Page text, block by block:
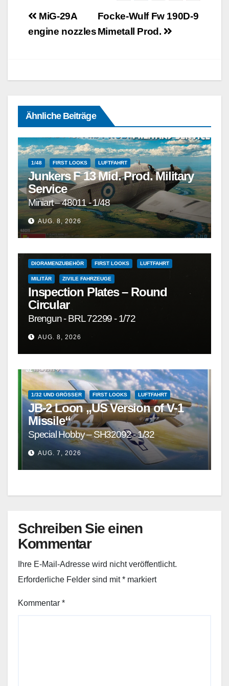
Beitragsnavigation
Focke-Wulf Fw 190D-9
Mimetall Prod.
MiG-29A
engine nozzles
Ähnliche Beiträge
1/48 FIRST LOOKS LUFTFAHRT
Junkers F 13 Mid. Prod. Military
Service
Miniart – 48011 - 1/48
AUG. 8, 2026
1/72 1/72 UND GRÖSSER 1/72 UND KLEINER
DETAILSÄTZE, MASKEN, DECALS UND ZUBEHÖR
DIORAMENZUBEHÖR FIRST LOOKS LUFTFAHRT
MILITÄR ZIVILE FAHRZEUGE
Inspection Plates – Round
Circular
Brengun - BRL 72299 - 1/72
AUG. 8, 2026
1/32 UND GRÖSSER FIRST LOOKS LUFTFAHRT
JB-2 Loon „US Version of V-1
Missile“
Special Hobby – SH32092 - 1/32
AUG. 7, 2026
Schreiben Sie einen
Kommentar
Ihre E-Mail-Adresse wird nicht veröffentlicht.
Erforderliche Felder sind mit* markiert
Kommentar *